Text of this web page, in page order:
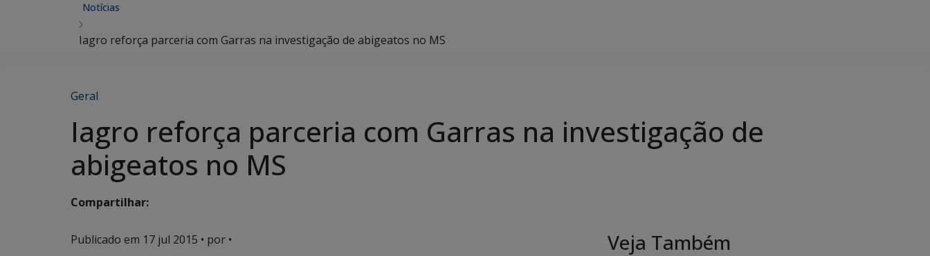
Notícias
Iagro reforça parceria com Garras na investigação de abigeatos no MS
Geral
Iagro reforça parceria com Garras na investigação de
abigeatos no MS
Compartilhar:
Publicado em 17 jul 2015 • por •
Veja Também